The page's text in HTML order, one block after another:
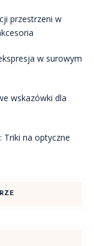
przestrzeni w
w surowym
wskazówki dla
Triki na optyczne